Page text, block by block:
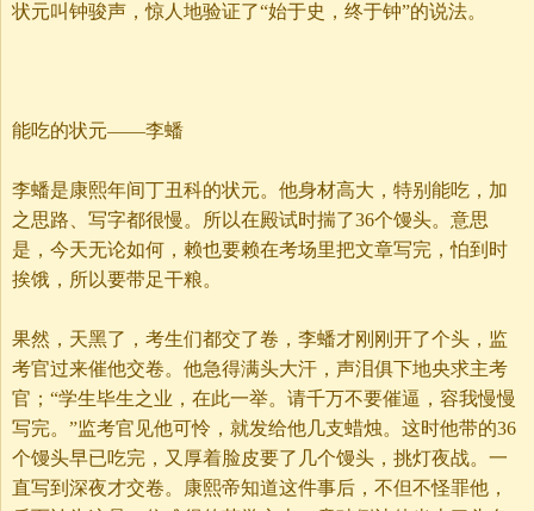
状元叫钟骏声，惊人地验证了“始于史，终于钟”的说法。
能吃的状元——李蟠
李蟠是康熙年间丁丑科的状元。他身材高大，特别能吃，加
之思路、写字都很慢。所以在殿试时揣了36个馒头。意思
是，今天无论如何，赖也要赖在考场里把文章写完，怕到时
挨饿，所以要带足干粮。
果然，天黑了，考生们都交了卷，李蟠才刚刚开了个头，监
考官过来催他交卷。他急得满头大汗，声泪俱下地央求主考
官；“学生毕生之业，在此一举。请千万不要催逼，容我慢慢
写完。”监考官见他可怜，就发给他几支蜡烛。这时他带的36
个馒头早已吃完，又厚着脸皮要了几个馒头，挑灯夜战。一
直写到深夜才交卷。康熙帝知道这件事后，不但不怪罪他，